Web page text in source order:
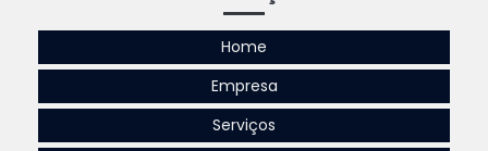
Home
Empresa
Serviços